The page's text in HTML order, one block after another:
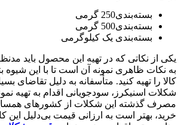
بسته‌بندی250 گرمی
بسته‌بندی500 گرمی
بسته‌بندی یک کیلوگرمی
یکی از نکاتی که در تهیه این محصول باید
به نکات ظاهری نمونه آن است تا با این شیوه
کالا را تهیه کنید. متأسفانه به دلیل تقاضای
شکلات اسنیکرز، سودجویانی اقدام به تهیه
مصرف گذشته این شکلات از کشورهای
خرید، بهتر است به ارزانی قیمت بی‌دلیل این